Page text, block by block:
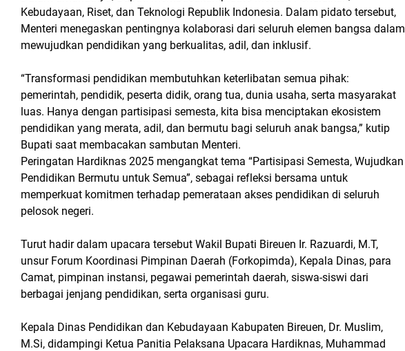
Kebudayaan, Riset, dan Teknologi Republik Indonesia. Dalam pidato tersebut,
Menteri menegaskan pentingnya kolaborasi dari seluruh elemen bangsa dalam
mewujudkan pendidikan yang berkualitas, adil, dan inklusif.
“Transformasi pendidikan membutuhkan keterlibatan semua pihak:
pemerintah, pendidik, peserta didik, orang tua, dunia usaha, serta masyarakat
luas. Hanya dengan partisipasi semesta, kita bisa menciptakan ekosistem
pendidikan yang merata, adil, dan bermutu bagi seluruh anak bangsa,” kutip
Bupati saat membacakan sambutan Menteri.
Peringatan Hardiknas 2025 mengangkat tema “Partisipasi Semesta, Wujudkan
Pendidikan Bermutu untuk Semua”, sebagai refleksi bersama untuk
memperkuat komitmen terhadap pemerataan akses pendidikan di seluruh
pelosok negeri.
Turut hadir dalam upacara tersebut Wakil Bupati Bireuen Ir. Razuardi, M.T,
unsur Forum Koordinasi Pimpinan Daerah (Forkopimda), Kepala Dinas, para
Camat, pimpinan instansi, pegawai pemerintah daerah, siswa-siswi dari
berbagai jenjang pendidikan, serta organisasi guru.
Kepala Dinas Pendidikan dan Kebudayaan Kabupaten Bireuen, Dr. Muslim,
M.Si, didampingi Ketua Panitia Pelaksana Upacara Hardiknas, Muhammad